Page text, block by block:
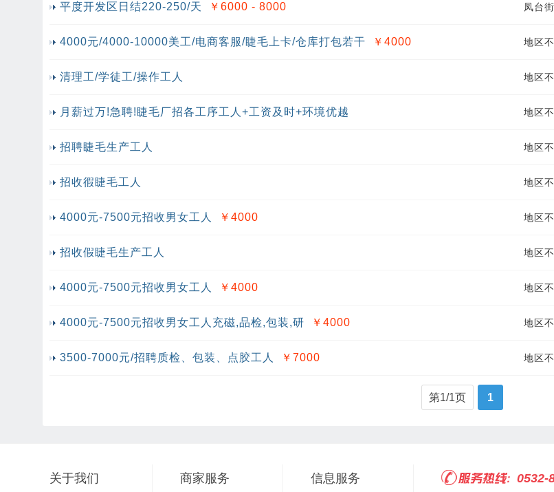
平度开发区日结220-250/天 ￥6000 - 8000 凤台
4000元/4000-10000美工/电商客服/睫毛上卡/仓库打包若干 ￥4000 地区
清理工/学徒工/操作工人 地区
月薪过万!急聘!睫毛厂招各工序工人+工资及时+环境优越 地区
招聘睫毛生产工人 地区
招收徦睫毛工人 地区
4000元-7500元招收男女工人 ￥4000 地区
招收假睫毛生产工人 地区
4000元-7500元招收男女工人 ￥4000 地区
4000元-7500元招收男女工人充磁,品检,包装,研 ￥4000 地区
3500-7000元/招聘质检、包装、点胶工人 ￥7000 地区
第1/1页 1
关于我们 商家服务 信息服务 0532-